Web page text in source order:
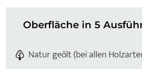
Oberfläche in 5
Natur geölt (bei allen